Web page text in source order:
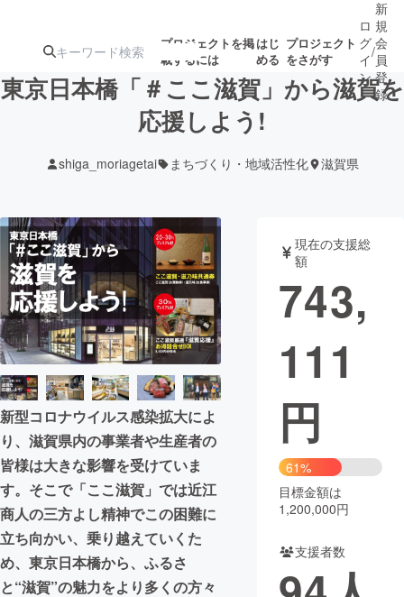
プロジェクトを掲
載するには
はじ
める
プロジェクト
をさがす
ジェクト
ターン
ジェクト
募集終了が近いプ
ロジェクト
もうすぐ公開
されます
アート・写真 音楽
テクノロジー・ガジェット ゲーム・サ
映像・映画
ビジネス・起業
まちづくり・地域活性化
CAMPFIRE for Social Good
CAMPFIRE Creation
CAMPFIREふるさと納税machi-ya コミュニティ
ロ
グ
イ
ン
/
新
規
会
員
登
録
東京日本橋「＃ここ滋賀」から滋賀を
応援しよう!
shiga_moriagetai まちづくり・地域活性化 滋賀県
新型コロナウイルス感染拡大によ
り、滋賀県内の事業者や生産者の
皆様は大きな影響を受けていま
す。そこで「ここ滋賀」では近江
商人の三方よし精神でこの困難に
立ち向かい、乗り越えていくた
め、東京日本橋から、ふるさ
と“滋賀”の魅力をより多くの方々
現在の支援総
額
743,
111
円
61%
目標金額は
1,200,000円
支援者数